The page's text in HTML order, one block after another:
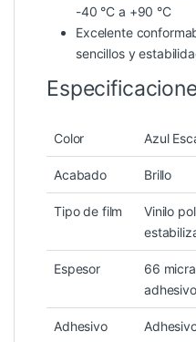
-40 °C a +90 °C
Excelente
sencillos y
Color Azul
Acabado Brillo
Tipo de film
Vinilo
Espesor
66
adhesivo
Adhesivo